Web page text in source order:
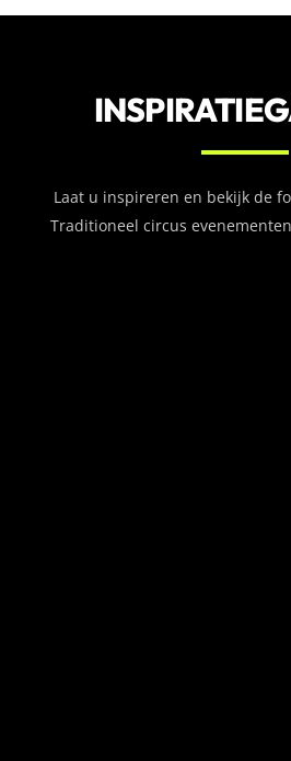
Laat u inspireren en bekijk de
Traditioneel circus